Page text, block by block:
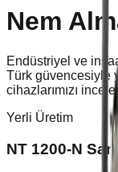
Nem
Endüstriyel ve
Türk güvencesiyle
cihazlarımızı
Yerli Üretim
NT 1200-N